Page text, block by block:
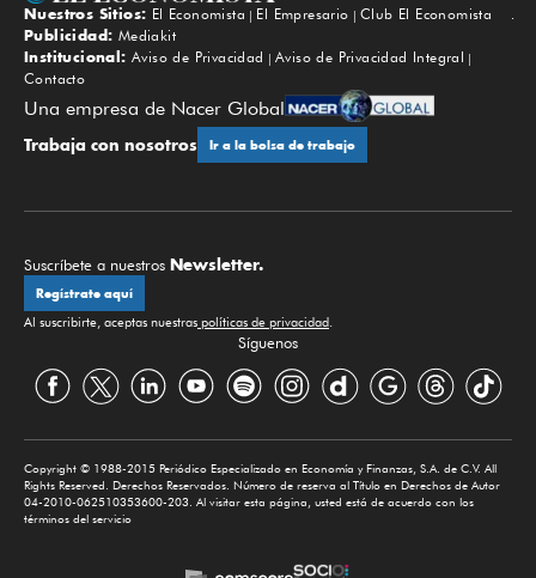
Subir
Nuestros Sitios: El Economista El Empresario
Club El Economista
Publicidad: Mediakit
Institucional: Aviso de Privacidad
Aviso de Privacidad Integral
Contacto
Una empresa de Nacer Global
Trabaja con nosotros Ir a la bolsa de trabajo
Suscríbete a nuestros Newsletter.
Regístrate aquí
Al suscribirte, aceptas nuestras políticas de privacidad.
Síguenos
Copyright © 1988-2015 Periódico Especializado en Economía y Finanzas, S.A. de C.V. All
Rights Reserved. Derechos Reservados. Número de reserva al Título en Derechos de Autor
04-2010-062510353600-203. Al visitar esta página, usted está de acuerdo con los
términos del servicio